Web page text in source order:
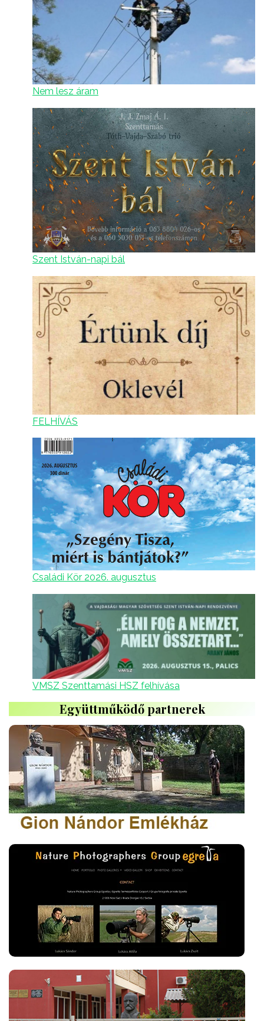
Nem lesz áram
Szent István-napi bál
FELHÍVÁS
Családi Kör 2026. augusztus
VMSZ Szenttamási HSZ felhívása
Együttműködő partnerek